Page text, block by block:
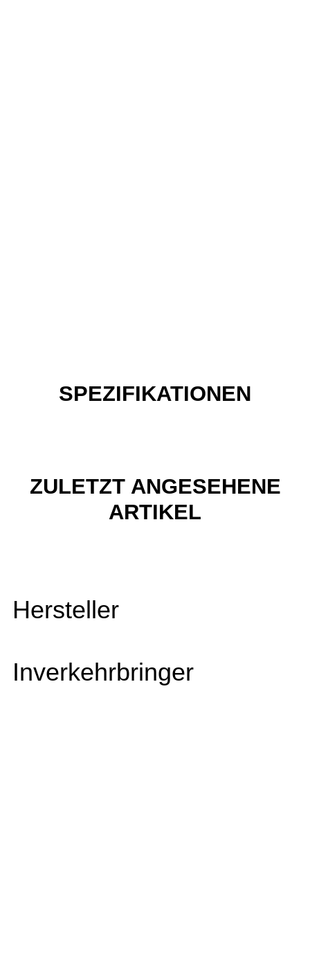
SPEZIFIKATIONEN
ZULETZT ANGESEHENE
ARTIKEL
Hersteller
Inverkehrbringer